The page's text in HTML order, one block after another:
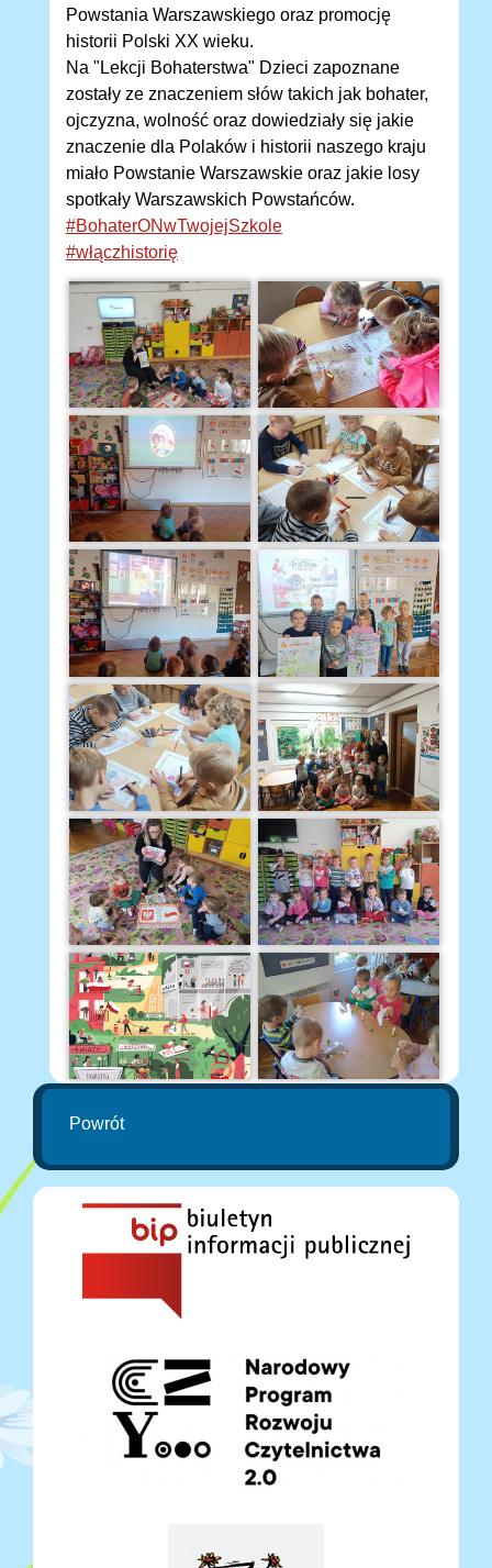
Powstania Warszawskiego oraz promocję
historii Polski XX wieku.
Na "Lekcji Bohaterstwa" Dzieci zapoznane
zostały ze znaczeniem słów takich jak bohater,
ojczyzna, wolność oraz dowiedziały się jakie
znaczenie dla Polaków i historii naszego kraju
miało Powstanie Warszawskie oraz jakie losy
spotkały Warszawskich Powstańców.
#BohaterONwTwojejSzkole
#włączhistorię
Powrót